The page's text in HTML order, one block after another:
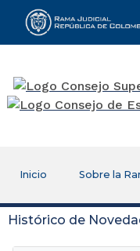
Rama
Inicio Sobre la
Histórico de